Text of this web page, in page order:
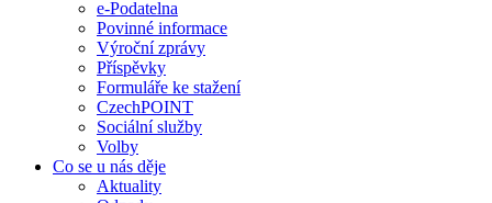
e-Podatelna
Povinné informace
Výroční zprávy
Příspěvky
Formuláře ke stažení
CzechPOINT
Sociální služby
Volby
Co se u nás děje
Aktuality